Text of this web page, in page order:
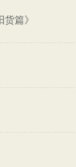
货篇》